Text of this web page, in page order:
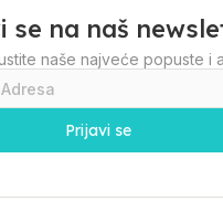
se na naš
naše najveće popuste i
Prijavi se